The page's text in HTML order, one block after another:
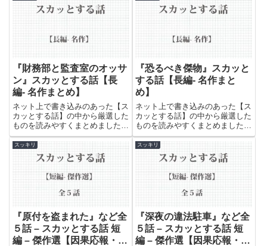
『財務部と監査室のオッサ
ン』スカッとする話【長
編- 名作まとめ】
ネット上で書き込みのあった【ス
カッとする話】の中から厳選した
ものを読みやすくまとめました。
世の中の無礼で恥知らずな人たち
のやられっぷりをお楽しみくださ
『恐るべき傑物』スカッと
する話【長編- 名作まと
め】
ネット上で書き込みのあった【ス
カッとする話】の中から厳選した
ものを読みやすくまとめました。
世の中の無礼で恥知らずな人たち
のやられっぷりをお楽しみくださ
スッキリ
『原付を盗まれた』など全
５話 – スカッとする話 短
編 – 傑作選【因果応報・復
スッキリ
『深夜の違法駐車』など全
５話 – スカッとする話 短
編 – 傑作選【因果応報・復